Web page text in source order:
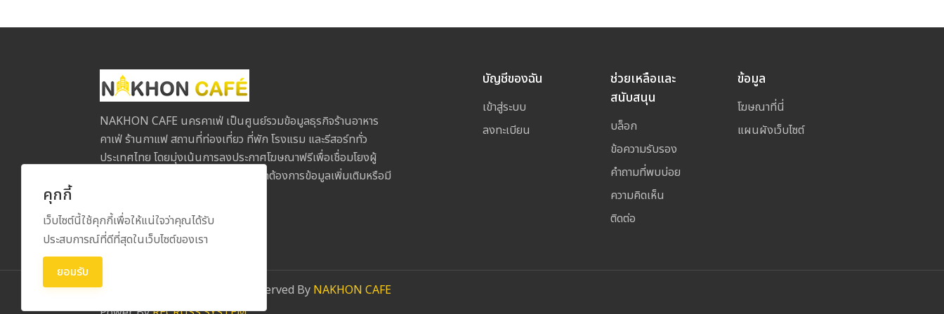
NAKHON CAFE นครคาเฟ่ เป็นศูนย์รวมข้อมูลธุรกิจร้านอาหาร
คาเฟ่ ร้านกาแฟ สถานที่ท่องเที่ยว ที่พัก โรงแรม และรีสอร์ททั่ว
ประเทศไทย โดยมุ่งเน้นการลงประกาศโฆษณาฟรีเพื่อเชื่อมโยงผู้
ประกอบการกับลูกค้าในทุกภูมิภาค หากต้องการข้อมูลเพิ่มเติมหรือมี
บัญชีของฉัน
เข้าสู่ระบบ
ลงทะเบียน
ช่วยเหลือและ
สนับสนุน
บล็อก
ข้อความรับรอง
คำถามที่พบบ่อย
ความคิดเห็น
ติดต่อ
ข้อมูล
โฆษณาที่นี่
แผนผังเว็บไซต์
Copyright All Rights Reserved By NAKHON CAFE
คุกกี้
เว็บไซต์นี้ใช้คุกกี้เพื่อให้แน่ใจว่าคุณได้รับ
ประสบการณ์ที่ดีที่สุดในเว็บไซต์ของเรา
ยอมรับ